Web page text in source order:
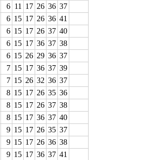
6 11 17 26 36 37
6 15 17 26 36 41
6 15 17 26 37 40
6 15 17 36 37 38
6 15 26 29 36 37
7 15 17 36 37 39
7 15 26 32 36 37
8 15 17 26 35 36
8 15 17 26 37 38
8 15 17 36 37 40
9 15 17 26 35 37
9 15 17 26 36 38
9 15 17 36 37 41